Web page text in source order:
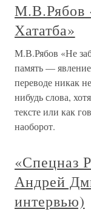
М.В.Рябов
Хататба»
М.В.Рябов «Не
память —
переводе никак
нибудь слова,
тексте или как
наоборот.
«Спецназ
Андрей
интервью)